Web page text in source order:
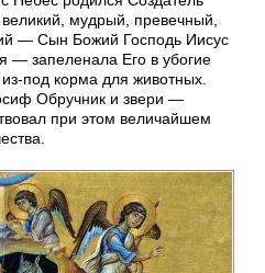
мудрый, превечный,
— Сын Божий Господь Иисус
запеленала Его в убогие
под корма для животных.
Обручник и звери —
при этом величайшем